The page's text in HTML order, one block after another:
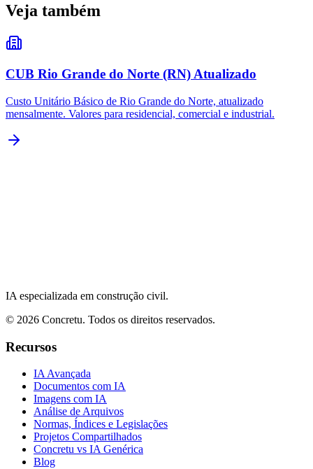
Veja também
CUB Rio Grande do Norte (RN) Atualizado
Custo Unitário Básico de Rio Grande do Norte, atualizado
mensalmente. Valores para residencial, comercial e industrial.
IA especializada em construção civil.
© 2026 Concretu. Todos os direitos reservados.
Recursos
IA Avançada
Documentos com IA
Imagens com IA
Análise de Arquivos
Normas, Índices e Legislações
Projetos Compartilhados
Concretu vs IA Genérica
Blog